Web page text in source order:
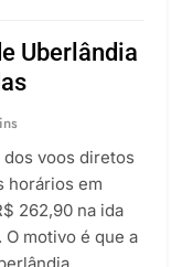
Uberlândia
dos voos diretos
horários em
262,90 na ida
motivo é que a